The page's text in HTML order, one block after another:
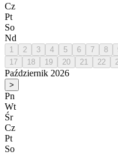
Cz
Pt
So
Nd
1 2 3 4 5 6 7 8
17
18 19 20 21 22
Październik 2026
>
Pn
Wt
Śr
Cz
Pt
So